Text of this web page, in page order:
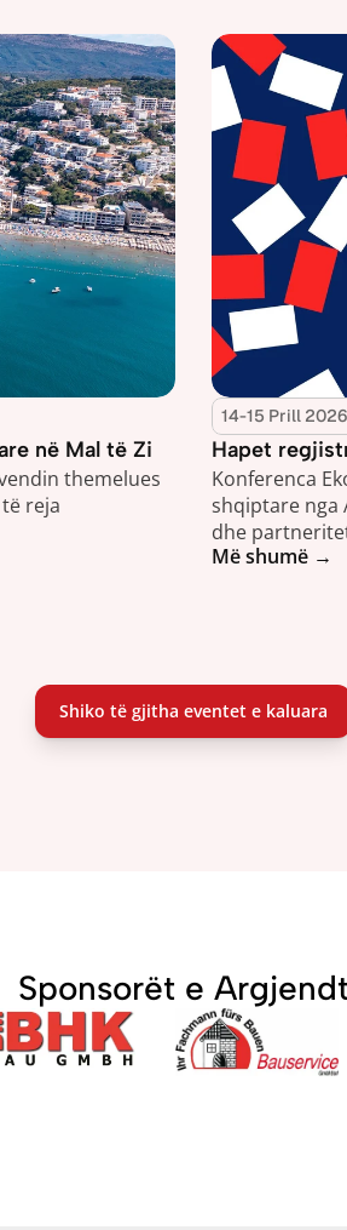
në Mal të Zi
themelues
reja
14-15 Prill 2026
Hapet
Konferenca
shqiptare nga
dhe
Më shumë →
Shiko të gjitha eventet e kaluara
Sponsorët e